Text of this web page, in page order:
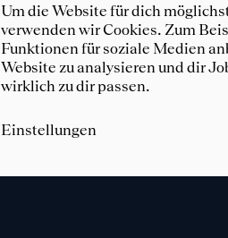
Um die Website für dich
verwenden wir Cookies. Zum
Funktionen für soziale Medien
Website zu analysieren und dir
wirklich zu dir passen.
Einstellungen